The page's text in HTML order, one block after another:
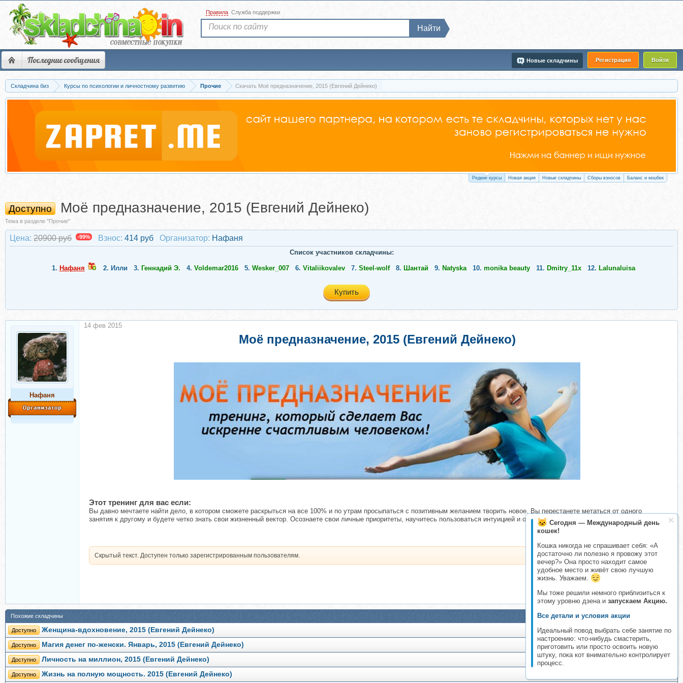
Последние сообщения Регистрация Войти
Новые складчины
Правила Служба поддержки
Найти
Складчина биз Курсы по психологии и личностному развитию Прочие Скачать Моё предназначение, 2015 (Евгений Дейнеко)
Редкие курсы Новая акция Новые складчины Сборы взносов Баланс и кешбек
Сегодня — Международный день
кошек!
Кошка никогда не спрашивает себя: «А
достаточно ли полезно я провожу этот
вечер?» Она просто находит самое
удобное место и живёт свою лучшую
жизнь. Уважаем.
Мы тоже решили немного приблизиться к
этому уровню дзена и запускаем Акцию.
Все детали и условия акции
Идеальный повод выбрать себе занятие по
настроению: что-нибудь смастерить,
приготовить или просто освоить новую
штуку, пока кот внимательно контролирует
процесс.
Доступно Моё предназначение, 2015 (Евгений Дейнеко)
Тема в разделе "Прочие"
Цена: 20900 руб -99% Взнос: 414 руб Организатор: Нафаня
Список участников складчины:
1. Нафаня 2. Илли 3. Геннадий Э. 4. Voldemar2016 5. Wesker_007 6. Vitaliikovalev 7. Steel-wolf 8. Шантай 9. Natyska 10. monika beauty 11. Dmitry_11x 12. Lalunaluisa
Купить
Нафаня
Моё предназначение, 2015 (Евгений Дейнеко)
Этот тренинг для вас если:
Вы давно мечтаете найти дело, в котором сможете раскрыться на все 100% и по утрам просыпаться с позитивным желанием творить новое. Вы перестанете метаться от одного
занятия к другому и будете четко знать свои жизненный вектор. Осознаете свои личные приоритеты, научитесь пользоваться интуицией и обретете душевное спокойствие.
Скрытый текст. Доступен только зарегистрированным пользователям.
14 фев 2015
Похожие складчины
Доступно Женщина-вдохновение, 2015 (Евгений Дейнеко)
Доступно Магия денег по-женски. Январь, 2015 (Евгений Дейнеко)
Доступно Личность на миллион, 2015 (Евгений Дейнеко)
Доступно Жизнь на полную мощность. 2015 (Евгений Дейнеко)